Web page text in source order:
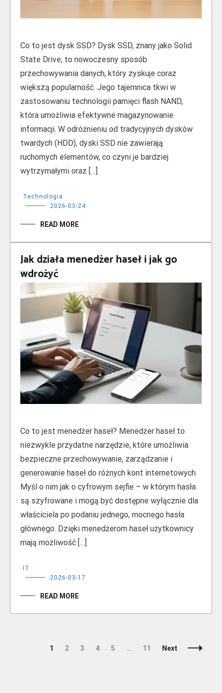
Co to jest dysk SSD? Dysk SSD, znany jako Solid
State Drive, to nowoczesny sposób
przechowywania danych, który zyskuje coraz
większą popularność. Jego tajemnica tkwi w
zastosowaniu technologii pamięci flash NAND,
która umożliwia efektywne magazynowanie
informacji. W odróżnieniu od tradycyjnych dysków
twardych (HDD), dyski SSD nie zawierają
ruchomych elementów, co czyni je bardziej
wytrzymałymi oraz […]
Technologia
2026-03-24
READ MORE
Jak działa menedżer haseł i jak go
wdrożyć
Co to jest menedżer haseł? Menedżer haseł to
niezwykle przydatne narzędzie, które umożliwia
bezpieczne przechowywanie, zarządzanie i
generowanie haseł do różnych kont internetowych.
Myśl o nim jak o cyfrowym sejfie – w którym hasła
są szyfrowane i mogą być dostępne wyłącznie dla
właściciela po podaniu jednego, mocnego hasła
głównego. Dzięki menedżerom haseł użytkownicy
mają możliwość […]
IT
2026-03-17
READ MORE
Posts
Page
1 Page
2 Page
3 Page
4 Page
5 … Page
11 Next